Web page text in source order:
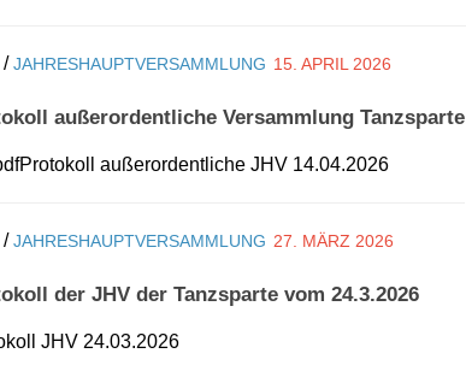
/JAHRESHAUPTVERSAMMLUNG 15. APRIL 2026
außerordentliche Versammlung Tanzsparte
außerordentliche JHV 14.04.2026
/JAHRESHAUPTVERSAMMLUNG 27. MÄRZ 2026
der JHV der Tanzsparte vom 24.3.2026
JHV 24.03.2026